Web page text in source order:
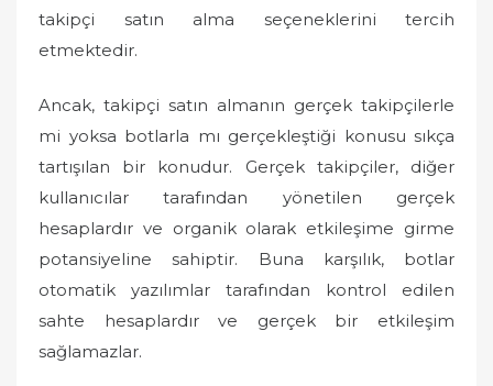
takipçi satın alma seçeneklerini tercih
etmektedir.
Ancak, takipçi satın almanın gerçek takipçilerle
mi yoksa botlarla mı gerçekleştiği konusu sıkça
tartışılan bir konudur. Gerçek takipçiler, diğer
kullanıcılar tarafından yönetilen gerçek
hesaplardır ve organik olarak etkileşime girme
potansiyeline sahiptir. Buna karşılık, botlar
otomatik yazılımlar tarafından kontrol edilen
sahte hesaplardır ve gerçek bir etkileşim
sağlamazlar.